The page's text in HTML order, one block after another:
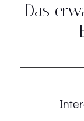
Das